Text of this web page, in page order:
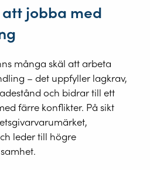
jobba med
många skäl att arbeta
– det uppfyller lagkrav,
och bidrar till ett
färre konflikter. På sikt
leder till högre